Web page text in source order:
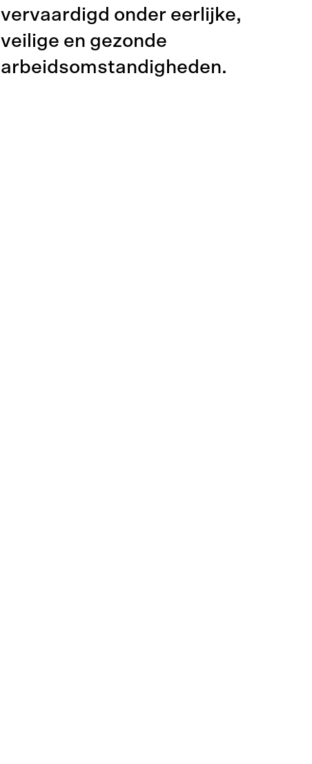
vervaardigd onder eerlijke,
veilige en gezonde
arbeidsomstandigheden.